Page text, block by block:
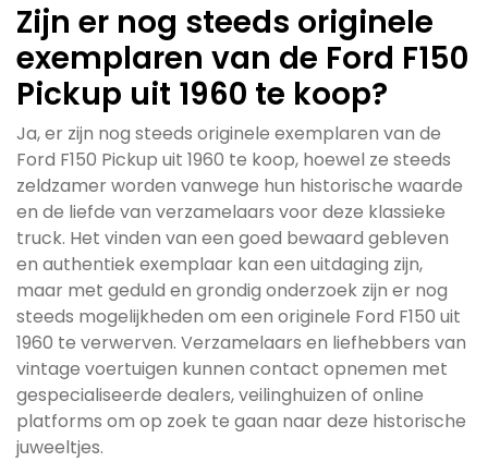
Zijn er nog steeds originele
exemplaren van de Ford F150
Pickup uit 1960 te koop?
Ja, er zijn nog steeds originele exemplaren van de
Ford F150 Pickup uit 1960 te koop, hoewel ze steeds
zeldzamer worden vanwege hun historische waarde
en de liefde van verzamelaars voor deze klassieke
truck. Het vinden van een goed bewaard gebleven
en authentiek exemplaar kan een uitdaging zijn,
maar met geduld en grondig onderzoek zijn er nog
steeds mogelijkheden om een originele Ford F150 uit
1960 te verwerven. Verzamelaars en liefhebbers van
vintage voertuigen kunnen contact opnemen met
gespecialiseerde dealers, veilinghuizen of online
platforms om op zoek te gaan naar deze historische
juweeltjes.